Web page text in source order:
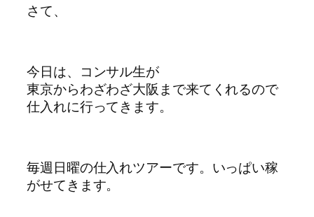
さて、
今日は、コンサル生が
東京からわざわざ大阪まで来てくれるので
仕入れに行ってきます。
毎週日曜の仕入れツアーです。いっぱい稼
がせてきます。